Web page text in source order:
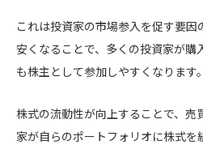
これは投資家の市場参入を促す要
安くなることで、多くの投資家が購
も株主として参加しやすくなります。
株式の流動性が向上することで、売
家が自らのポートフォリオに株式を